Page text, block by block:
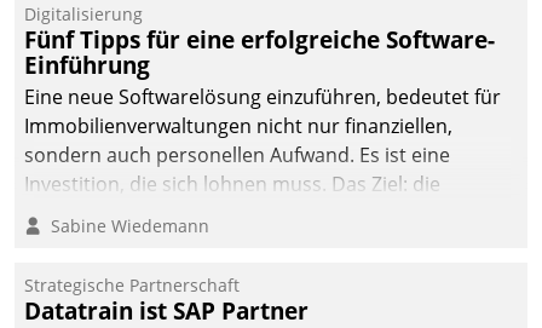
Digitalisierung
Fünf Tipps für eine erfolgreiche Software-
Einführung
Eine neue Softwarelösung einzuführen, bedeutet für
Immobilienverwaltungen nicht nur finanziellen,
sondern auch personellen Aufwand. Es ist eine
Investition, die sich lohnen muss. Das Ziel: die
nachhaltige Optimierung der Geschäftsabläufe. Damit
dieses Ziel erreicht wird, sollten einige Grundregeln
Sabine Wiedemann
Strategische Partnerschaft
Datatrain ist SAP Partner